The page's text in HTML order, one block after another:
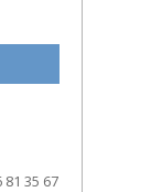
35 67